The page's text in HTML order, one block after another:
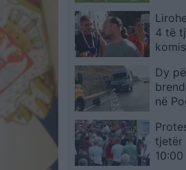
4 të
mes
i
Dy
në
disa
tjetër